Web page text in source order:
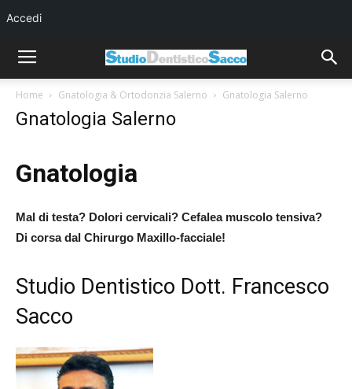
Home Gnatologia & Ortodonzia Salerno Gnatologia Salerno
Gnatologia Salerno
Gnatologia
Mal di testa? Dolori cervicali? Cefalea muscolo tensiva?
Di corsa dal Chirurgo Maxillo-facciale!
Studio Dentistico Dott. Francesco
Sacco
Accedi